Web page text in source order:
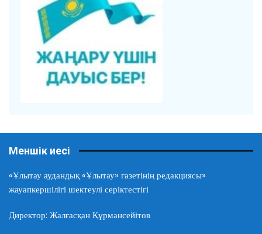
Меншік иесі
«Ұлытау аудандық «Ұлытау» газетінің редакциясы»
жауапкершілігі шектеулі серіктестігі
Директор: Жалғасқан Құрмансейітов